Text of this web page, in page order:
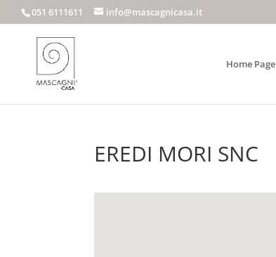
051 6111611 info@mascagnicasa.it
Home Page
EREDI MORI SNC